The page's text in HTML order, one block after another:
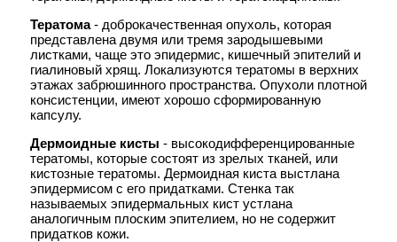
Опухоли шеи >>>
Метастазы рака в лимфатические
узлы шеи >>>
ОПУХОЛИ СРЕДОСТЕНИЯ
Опухоли средостения >>>
ОПУХОЛИ ЛЕГКИХ
РАК ПИЩЕВОДА
Рак пищевода >>>
РАК МОЛОЧНОЙ ЖЕЛЕЗЫ
Рак молочной железы >>>
Тератома- доброкачественная опухоль, которая
представлена двумя или тремя зародышевыми
листками, чаще это эпидермис, кишечный эпителий и
гиалиновый хрящ. Локализуются тератомы в верхних
этажах забрюшинного пространства. Опухоли плотной
консистенции, имеют хорошо сформированную
капсулу.
Дермоидные кисты - высокодифференцированные
тератомы, которые состоят из зрелых тканей, или
кистозные тератомы. Дермоидная киста выстлана
эпидермисом с его придатками. Стенка так
называемых эпидермальных кист устлана
аналогичным плоским эпителием, но не содержит
придатков кожи.